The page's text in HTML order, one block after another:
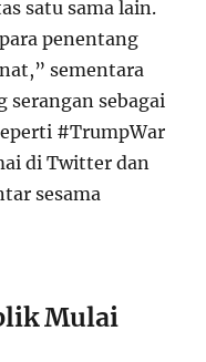
satu sama lain.
penentang
sementara
sebagai
#TrumpWar
di Twitter dan
sesama
Mulai